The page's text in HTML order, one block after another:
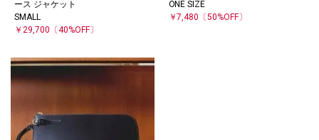
ース ジャケット
SMALL
￥29,700 〔40%OFF〕
ONE SIZE
￥7,480 〔50%OFF〕